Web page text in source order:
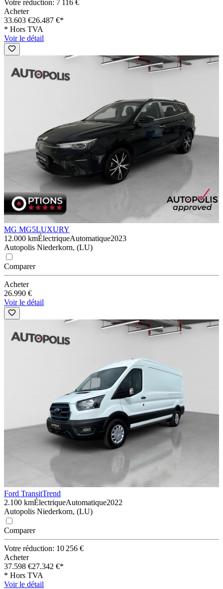
Votre réduction: 7 116 €
Acheter
33.603 €26.487 €*
* Hors TVA
Voir le détail
MG MG5LUXURY
12.000 kmÉlectriqueAutomatique2023
Autopolis Niederkorn, (LU)
Comparer
Acheter
26.990 €
Voir le détail
Ford TransitTrend
2.100 kmÉlectriqueAutomatique2022
Autopolis Niederkorn, (LU)
Comparer
Votre réduction: 10 256 €
Acheter
37.598 €27.342 €*
* Hors TVA
Voir le détail